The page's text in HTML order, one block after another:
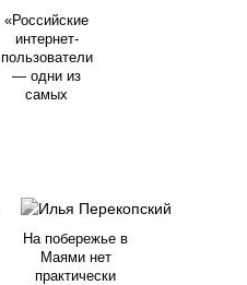
«Российские
интернет-
пользователи
— одни из
самых
На побережье в
Маями нет
практически